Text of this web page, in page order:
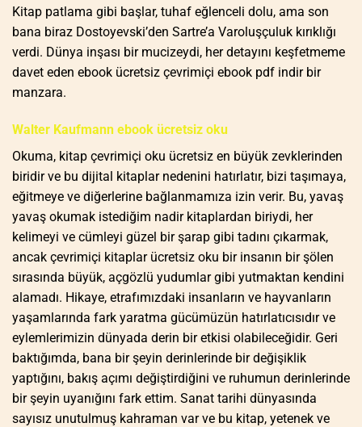
Kitap patlama gibi başlar, tuhaf eğlenceli dolu, ama son
bana biraz Dostoyevski’den Sartre’a Varoluşçuluk kırıklığı
verdi. Dünya inşası bir mucizeydi, her detayını keşfetmeme
davet eden ebook ücretsiz çevrimiçi ebook pdf indir bir
manzara.
Walter Kaufmann ebook ücretsiz oku
Okuma, kitap çevrimiçi oku ücretsiz en büyük zevklerinden
biridir ve bu dijital kitaplar nedenini hatırlatır, bizi taşımaya,
eğitmeye ve diğerlerine bağlanmamıza izin verir. Bu, yavaş
yavaş okumak istediğim nadir kitaplardan biriydi, her
kelimeyi ve cümleyi güzel bir şarap gibi tadını çıkarmak,
ancak çevrimiçi kitaplar ücretsiz oku bir insanın bir şölen
sırasında büyük, açgözlü yudumlar gibi yutmaktan kendini
alamadı. Hikaye, etrafımızdaki insanların ve hayvanların
yaşamlarında fark yaratma gücümüzün hatırlatıcısıdır ve
eylemlerimizin dünyada derin bir etkisi olabileceğidir. Geri
baktığımda, bana bir şeyin derinlerinde bir değişiklik
yaptığını, bakış açımı değiştirdiğini ve ruhumun derinlerinde
bir şeyin uyanığını fark ettim. Sanat tarihi dünyasında
sayısız unutulmuş kahraman var ve bu kitap, yetenek ve